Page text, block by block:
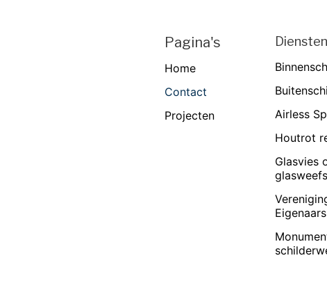
Pagina's
Home
Contact
Projecten
Diensten
Airless
Houtrot
Glasvies